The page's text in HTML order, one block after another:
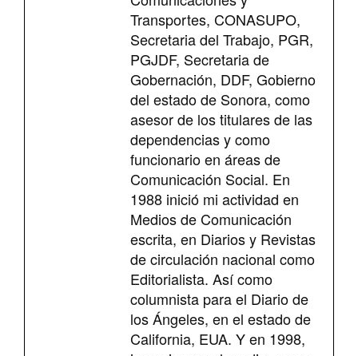
Transportes, CONASUPO,
Secretaria del Trabajo, PGR,
PGJDF, Secretaria de
Gobernación, DDF, Gobierno
del estado de Sonora, como
asesor de los titulares de las
dependencias y como
funcionario en áreas de
Comunicación Social. En
1988 inició mi actividad en
Medios de Comunicación
escrita, en Diarios y Revistas
de circulación nacional como
Editorialista. Así como
columnista para el Diario de
los Ángeles, en el estado de
California, EUA. Y en 1998,